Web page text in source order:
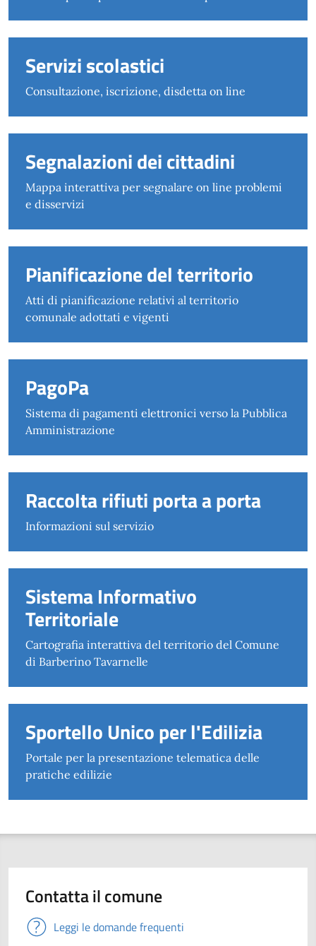
Servizi scolastici
Consultazione, iscrizione, disdetta on line
Segnalazioni dei cittadini
Mappa interattiva per segnalare on line problemi
e disservizi
Pianificazione del territorio
Atti di pianificazione relativi al territorio
comunale adottati e vigenti
PagoPa
Sistema di pagamenti elettronici verso la Pubblica
Amministrazione
Raccolta rifiuti porta a porta
Informazioni sul servizio
Sistema Informativo
Territoriale
Cartografia interattiva del territorio del Comune
di Barberino Tavarnelle
Sportello Unico per l'Edilizia
Portale per la presentazione telematica delle
pratiche edilizie
Contatta il comune
Leggi le domande frequenti